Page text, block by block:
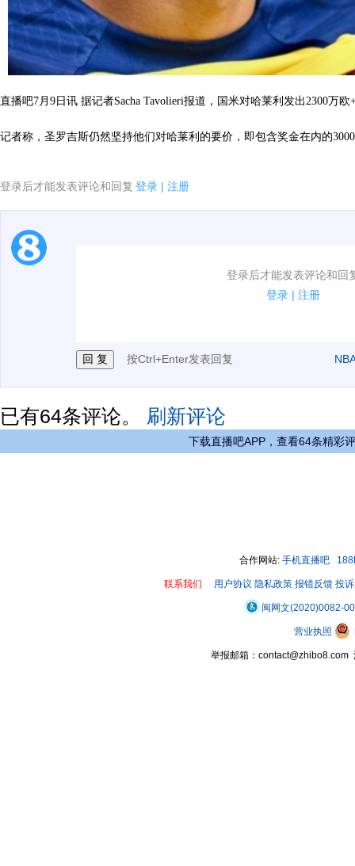
直播吧7月9日讯 据记者Sacha Tavolieri报道，国米对哈莱利发出2300万
记者称，圣罗吉斯仍然坚持他们对哈莱利的要价，即包含奖金在内的
登录后才能发表评论和回复 登录 | 注册
登录后才能发表评论和回
登录 | 注册
1.电脑端新用户可以发表评论了！
按Ctrl+Enter发表回复
已有64条评论。 刷新评论
下载直播吧APP，查看64条精彩
合作网站: 手机直播吧
联系我们 用户协议 隐私政策 报错反馈 投
闽网文(2020)0082-
营业执照
举报邮箱：